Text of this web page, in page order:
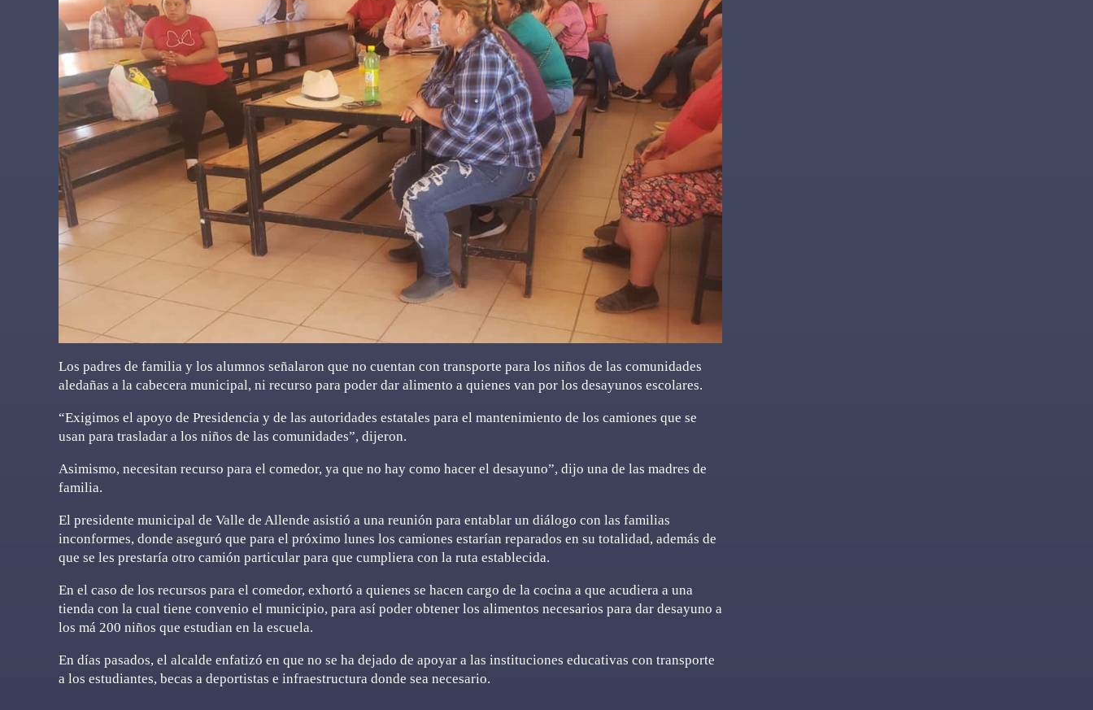
Los padres de familia y los alumnos señalaron que no cuentan con transporte para los niños de las comunidades
aledañas a la cabecera municipal, ni recurso para poder dar alimento a quienes van por los desayunos escolares.
“Exigimos el apoyo de Presidencia y de las autoridades estatales para el mantenimiento de los camiones que se
usan para trasladar a los niños de las comunidades”, dijeron.
Asimismo, necesitan recurso para el comedor, ya que no hay como hacer el desayuno”, dijo una de las madres de
familia.
El presidente municipal de Valle de Allende asistió a una reunión para entablar un diálogo con las familias
inconformes, donde aseguró que para el próximo lunes los camiones estarían reparados en su totalidad, además de
que se les prestaría otro camión particular para que cumpliera con la ruta establecida.
En el caso de los recursos para el comedor, exhortó a quienes se hacen cargo de la cocina a que acudiera a una
tienda con la cual tiene convenio el municipio, para así poder obtener los alimentos necesarios para dar desayuno a
los má 200 niños que estudian en la escuela.
En días pasados, el alcalde enfatizó en que no se ha dejado de apoyar a las instituciones educativas con transporte
a los estudiantes, becas a deportistas e infraestructura donde sea necesario.